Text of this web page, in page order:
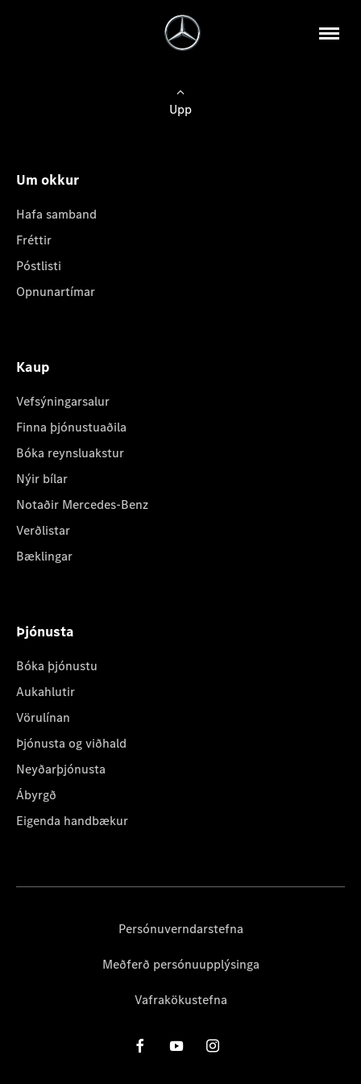
Upp
Um okkur
Hafa samband
Fréttir
Póstlisti
Opnunartímar
Kaup
Vefsýningarsalur
Finna þjónustuaðila
Bóka reynsluakstur
Nýir bílar
Notaðir Mercedes-Benz
Verðlistar
Bæklingar
Þjónusta
Bóka þjónustu
Aukahlutir
Vörulínan
Þjónusta og viðhald
Neyðarþjónusta
Ábyrgð
Eigenda handbækur
Persónuverndarstefna
Meðferð persónuupplýsinga
Vafrakökustefna